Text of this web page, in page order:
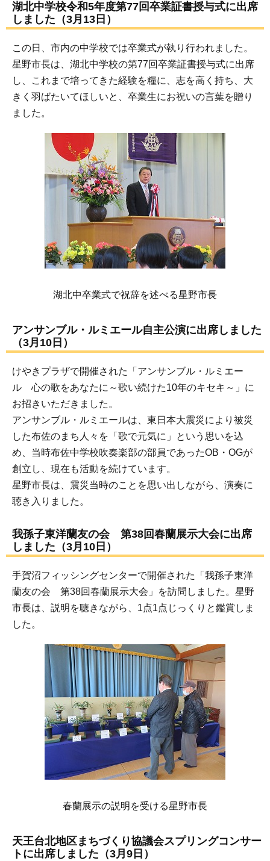
湖北中学校令和5年度第77回卒業証書授与式に出席
しました（3月13日）
この日、市内の中学校では卒業式が執り行われました。
星野市長は、湖北中学校の第77回卒業証書授与式に出席
し、これまで培ってきた経験を糧に、志を高く持ち、大
きく羽ばたいてほしいと、卒業生にお祝いの言葉を贈り
ました。
湖北中卒業式で祝辞を述べる星野市長
アンサンブル・ルミエール自主公演に出席しました
（3月10日）
けやきプラザで開催された「アンサンブル・ルミエー
ル 心の歌をあなたに～歌い続けた10年のキセキ～」に
お招きいただきました。
アンサンブル・ルミエールは、東日本大震災により被災
した布佐のまち人々を「歌で元気に」という思いを込
め、当時布佐中学校吹奏楽部の部員であったOB・OGが
創立し、現在も活動を続けています。
星野市長は、震災当時のことを思い出しながら、演奏に
聴き入りました。
我孫子東洋蘭友の会 第38回春蘭展示大会に出席
しました（3月10日）
手賀沼フィッシングセンターで開催された「我孫子東洋
蘭友の会 第38回春蘭展示大会」を訪問しました。星野
市長は、説明を聴きながら、1点1点じっくりと鑑賞しま
した。
春蘭展示の説明を受ける星野市長
天王台北地区まちづくり協議会スプリングコンサー
トに出席しました（3月9日）